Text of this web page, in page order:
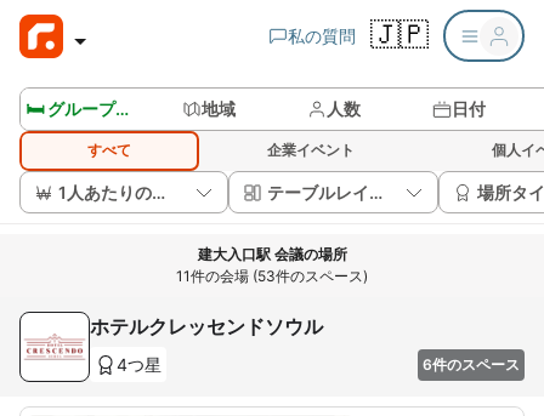
私の質問 🇯🇵
🛏️ グループルームを見る 地域 人数 日付
すべて 企業イベント 個人イ
1人あたりの価格 テーブルレイアウト 場所タ
建大入口駅 会議の場所
11件の会場 (53件のスペース)
ホテルクレッセンドソウル
4つ星 6件のスペース